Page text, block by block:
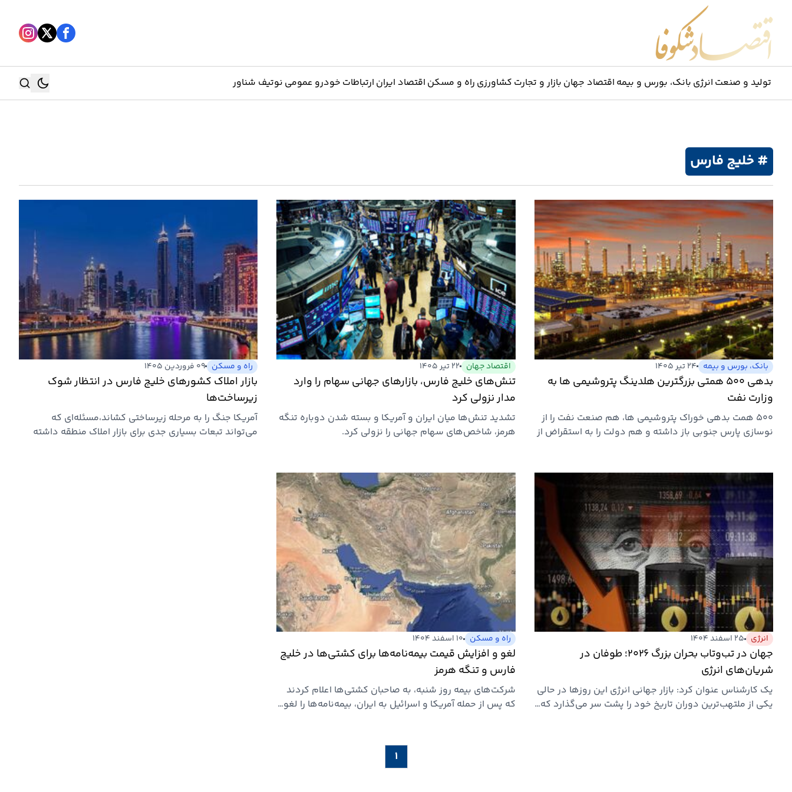
تولید و صنعت انرژی بانک، بورس و بیمه اقتصاد جهان بازار و تجارت کشاورزی راه و مسکن اقتصاد ایران ارتباطات خودرو عمومی نوتیف شناور
# خلیج فارس
بانک، بورس و بیمه ۲۴ تیر ۱۴۰۵
بدهی ۵۰۰ همتی بزرگترین هلدینگ پتروشیمی ها به
وزارت نفت
۵۰۰ همت بدهی خوراک پتروشیمی ها، هم صنعت نفت را از
نوسازی پارس جنوبی باز داشته و هم دولت را به استقراض از
اقتصاد جهان ۲۲ تیر ۱۴۰۵
تنش‌های خلیج فارس، بازارهای جهانی سهام را وارد
مدار نزولی کرد
تشدید تنش‌ها میان ایران و آمریکا و بسته شدن دوباره تنگه
هرمز، شاخص‌های سهام جهانی را نزولی کرد.
راه و مسکن ۰۹ فروردین ۱۴۰۵
بازار املاک کشورهای خلیج فارس در انتظار شوک
زیرساخت‌ها
آمریکا جنگ را به مرحله زیرساختی کشاند،مسئله‌ای که
می‌تواند تبعات بسیاری جدی برای بازار املاک منطقه داشته
انرژی ۲۵ اسفند ۱۴۰۴
جهان در تب‌وتاب بحران بزرگ ۲۰۲۶؛ طوفان در
شریان‌های انرژی
یک کارشناس عنوان کرد: بازار جهانی انرژی این روزها در حالی
یکی از ملتهب‌ترین دوران تاریخ خود را پشت سر می‌گذارد که…
راه و مسکن ۱۰ اسفند ۱۴۰۴
لغو و افزایش قیمت بیمه‌نامه‌ها برای کشتی‌ها در خلیج
فارس و تنگه هرمز
شرکت‌های بیمه روز شنبه، به صاحبان کشتی‌ها اعلام کردند
که پس از حمله آمریکا و اسرائیل به ایران، بیمه‌نامه‌ها را لغو…
۱